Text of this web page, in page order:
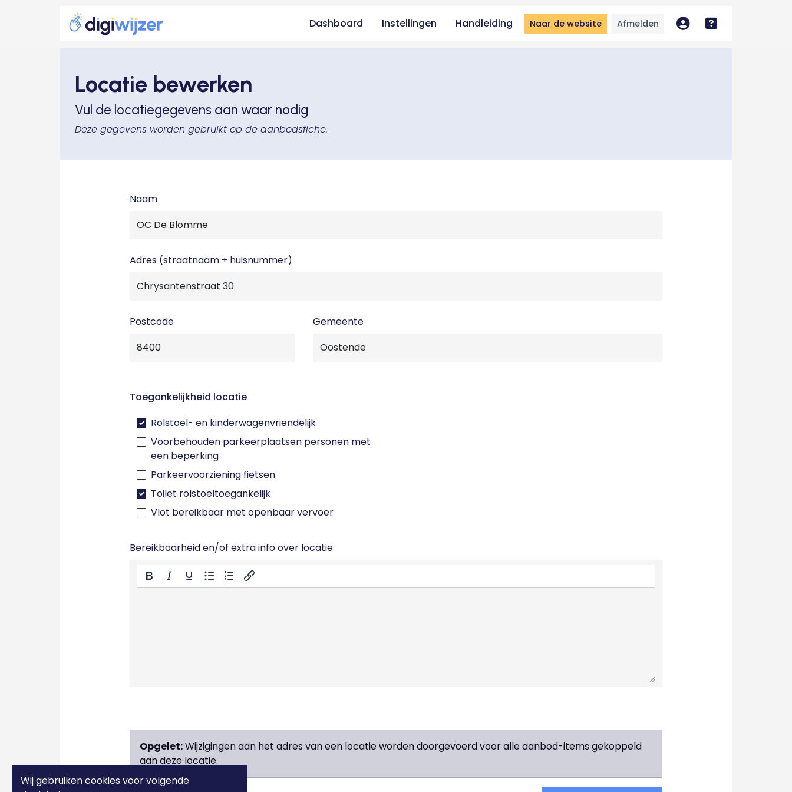
Dashboard Instellingen Handleiding Naar de website Afmelden Mijn account
Bekijk
Locatie bewerken
Vul de locatiegegevens aan waar nodig
Deze gegevens worden gebruikt op de aanbodsfiche.
Naam
Adres (straatnaam + huisnummer)
Postcode Gemeente
Toegankelijkheid locatie
Rolstoel- en kinderwagenvriendelijk
Voorbehouden parkeerplaatsen personen met
een beperking
Parkeervoorziening fietsen
Toilet rolstoeltoegankelijk
Vlot bereikbaar met openbaar vervoer
Bereikbaarheid en/of extra info over locatie
Opgelet:Wijzigingen aan het adres van een locatie worden doorgevoerd voor alle aanbod-items gekoppeld
aan deze locatie.
Wij gebruiken cookies voor volgende